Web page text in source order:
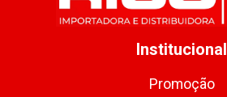
Institucional
Promoção